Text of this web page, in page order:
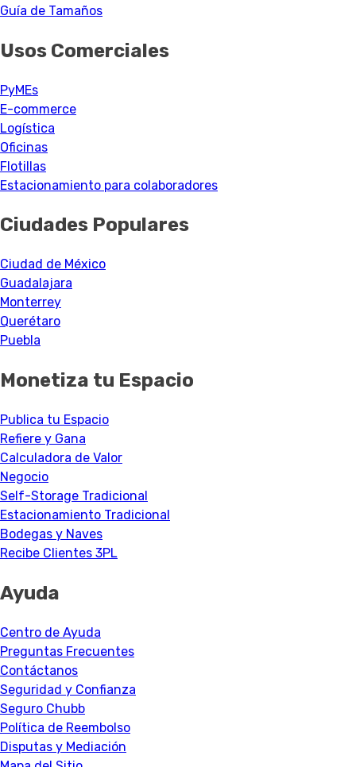
Guía de Tamaños
Usos Comerciales
PyMEs
E-commerce
Logística
Oficinas
Flotillas
Estacionamiento para colaboradores
Ciudades Populares
Ciudad de México
Guadalajara
Monterrey
Querétaro
Puebla
Monetiza tu Espacio
Publica tu Espacio
Refiere y Gana
Calculadora de Valor
Negocio
Self-Storage Tradicional
Estacionamiento Tradicional
Bodegas y Naves
Recibe Clientes 3PL
Ayuda
Centro de Ayuda
Preguntas Frecuentes
Contáctanos
Seguridad y Confianza
Seguro Chubb
Política de Reembolso
Disputas y Mediación